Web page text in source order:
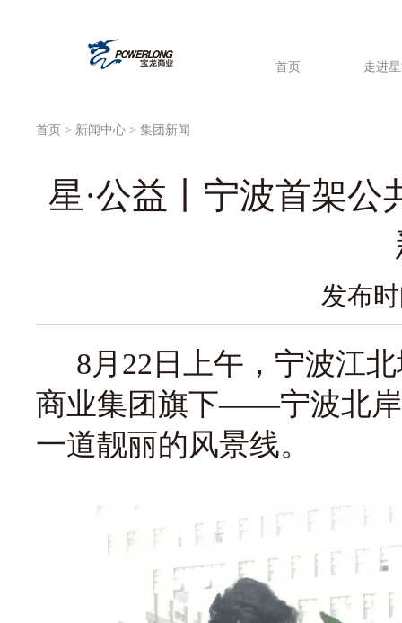
首页 走进
首页 > 新闻中心 > 集团新闻
星·公益丨宁波首架
发布
8月22日上午，宁波江北
商业集团旗下——宁波北岸
一道靓丽的风景线。